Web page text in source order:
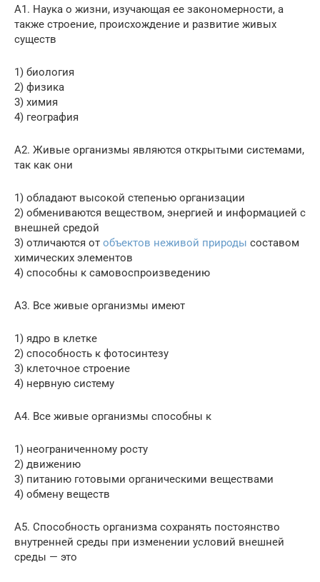
A1. Наука о жизни, изучающая ее закономерности, а
также строение, происхождение и развитие живых
существ
1) биология
2) физика
3) химия
4) география
А2. Живые организмы являются открытыми системами,
так как они
1) обладают высокой степенью организации
2) обмениваются веществом, энергией и информацией с
внешней средой
3) отличаются от объектов неживой природы составом
химических элементов
4) способны к самовоспроизведению
А3. Все живые организмы имеют
1) ядро в клетке
2) способность к фотосинтезу
3) клеточное строение
4) нервную систему
А4. Все живые организмы способны к
1) неограниченному росту
2) движению
3) питанию готовыми органическими веществами
4) обмену веществ
А5. Способность организма сохранять постоянство
внутренней среды при изменении условий внешней
среды — это